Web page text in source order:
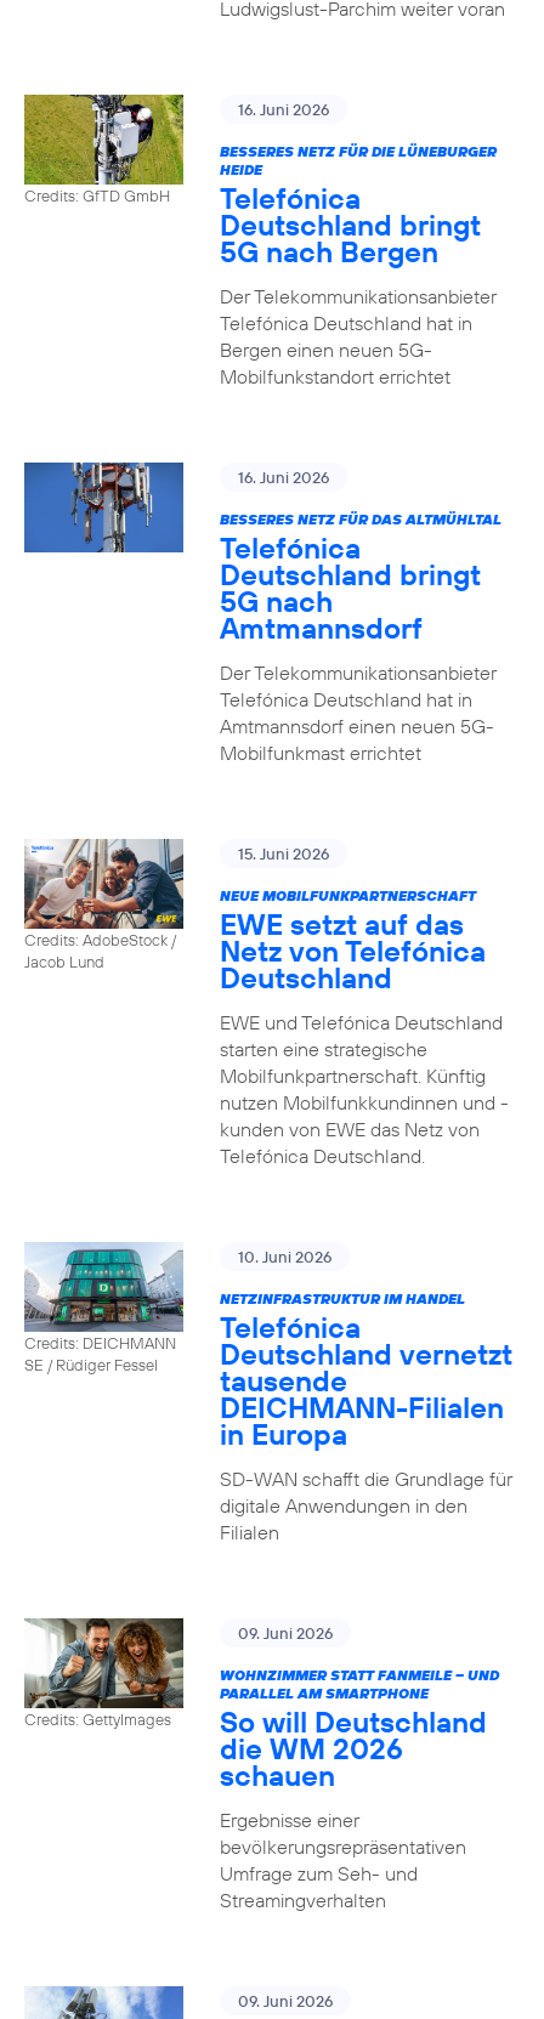
Ludwigslust-Parchim weiter voran
Credits: GfTD GmbH
16. Juni 2026
BESSERES NETZ FÜR DIE LÜNEBURGER
HEIDE
Telefónica
Deutschland bringt
5G nach Bergen
Der Telekommunikationsanbieter
Telefónica Deutschland hat in
Bergen einen neuen 5G-
Mobilfunkstandort errichtet
16. Juni 2026
BESSERES NETZ FÜR DAS ALTMÜHLTAL
Telefónica
Deutschland bringt
5G nach
Amtmannsdorf
Der Telekommunikationsanbieter
Telefónica Deutschland hat in
Amtmannsdorf einen neuen 5G-
Mobilfunkmast errichtet
Credits: AdobeStock /
Jacob Lund
15. Juni 2026
NEUE MOBILFUNKPARTNERSCHAFT
EWE setzt auf das
Netz von Telefónica
Deutschland
EWE und Telefónica Deutschland
starten eine strategische
Mobilfunkpartnerschaft. Künftig
nutzen Mobilfunkkundinnen und -
kunden von EWE das Netz von
Telefónica Deutschland.
Credits: DEICHMANN
SE / Rüdiger Fessel
10. Juni 2026
NETZINFRASTRUKTUR IM HANDEL
Telefónica
Deutschland vernetzt
tausende
DEICHMANN-Filialen
in Europa
SD-WAN schafft die Grundlage für
digitale Anwendungen in den
Filialen
Credits: GettyImages
09. Juni 2026
WOHNZIMMER STATT FANMEILE – UND
PARALLEL AM SMARTPHONE
So will Deutschland
die WM 2026
schauen
Ergebnisse einer
bevölkerungsrepräsentativen
Umfrage zum Seh- und
Streamingverhalten
09. Juni 2026